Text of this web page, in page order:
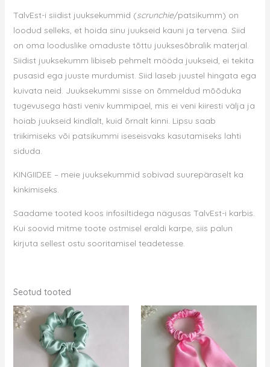
TalvEst-i siidist juuksekummid (scrunchie/patsikumm) on
loodud selleks, et hoida sinu juukseid kauni ja tervena. Siid
on oma looduslike omaduste tõttu juuksesõbralik materjal.
Siidist juuksekumm libiseb pehmelt mööda juukseid, ei tekita
pusasid ega juuste murdumist. Siid laseb juustel hingata ega
kuivata neid. Juuksekummi sisse on õmmeldud mõõduka
tugevusega hästi veniv kummipael, mis ei veni kiiresti välja ja
hoiab juukseid kindlalt, kuid õrnalt kinni. Lipsu saab
triikimiseks või patsikummi iseseisvaks kasutamiseks lahti
siduda.
KINGIIDEE – meie juuksekummid sobivad suurepäraselt ka
kinkimiseks.
Saadame tooted koos infosiltidega nägusas TalvEst-i karbis.
Kui soovid mitme toote ostmisel eraldi karpe, siis palun
kirjuta sellest ostu sooritamisel teadetesse.
Seotud tooted